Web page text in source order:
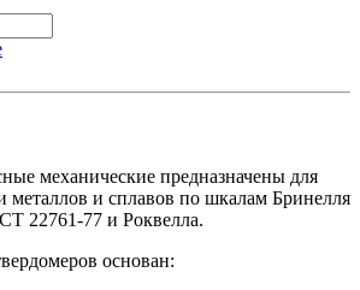
механические предназначены для
металлов и сплавов по шкалам Бринелля
22761-77 и Роквелла.
основан: